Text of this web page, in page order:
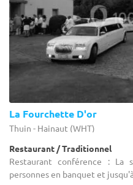
La Fourchette D'or
Thuin - Hainaut (WHT)
Restaurant / Traditionnel
Restaurant conférence : La
personnes en banquet et